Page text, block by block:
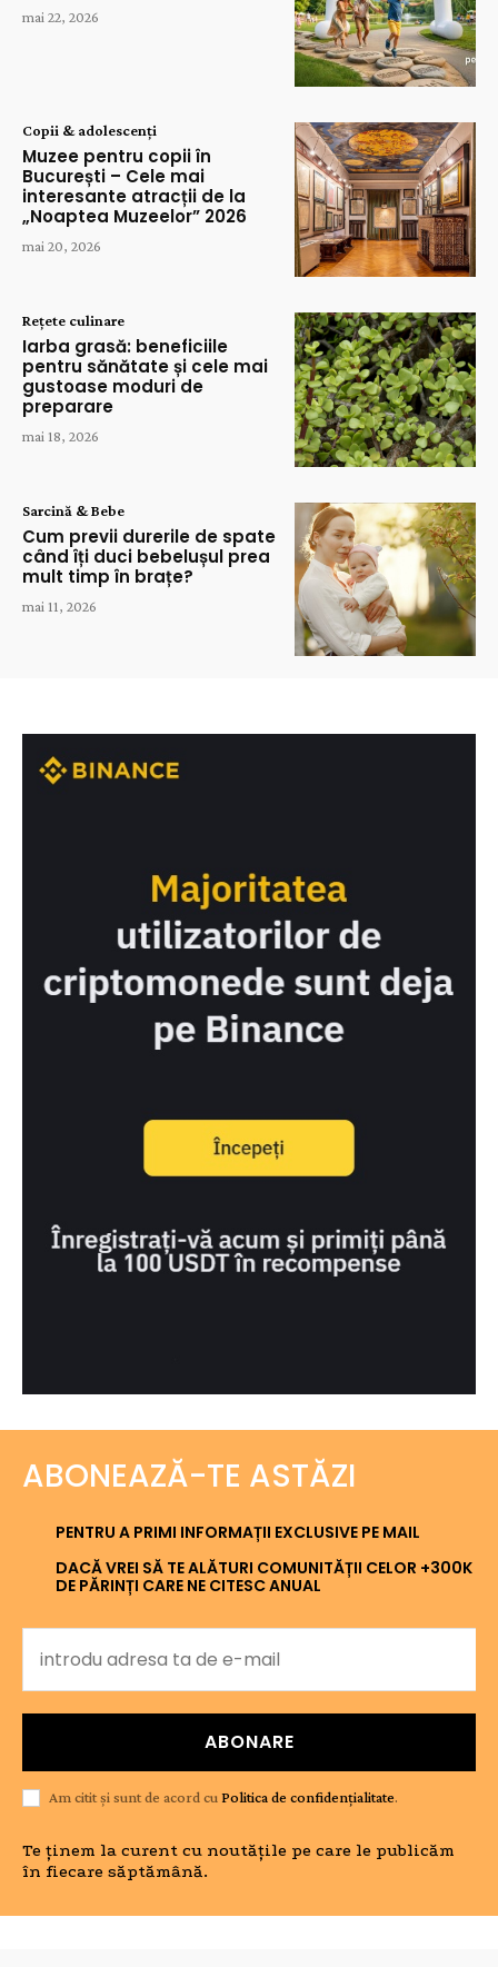
mai 22, 2026
Copii & adolescenți
Muzee pentru copii în
București – Cele mai
interesante atracții de la
„Noaptea Muzeelor” 2026
mai 20, 2026
Rețete culinare
Iarba grasă: beneficiile
pentru sănătate și cele mai
gustoase moduri de
preparare
mai 18, 2026
Sarcină & Bebe
Cum previi durerile de spate
când îți duci bebelușul prea
mult timp în brațe?
mai 11, 2026
ABONEAZĂ-TE ASTĂZI
PENTRU A PRIMI INFORMAȚII EXCLUSIVE PE MAIL
DACĂ VREI SĂ TE ALĂTURI COMUNITĂȚII CELOR +300K
DE PĂRINȚI CARE NE CITESC ANUAL
ABONARE
Am citit și sunt de acord cu Politica de confidențialitate.
Te ținem la curent cu noutățile pe care le publicăm
în fiecare săptămână.